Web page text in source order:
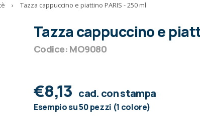
› Tazza cappuccino e piattino PARIS - 250 ml
Tazza cappuccino e
Codice: MO9080
€8,13 cad. con stampa
Esempio su 50 pezzi (1 colore)